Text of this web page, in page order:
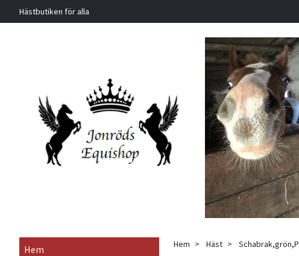
Hästbutiken för alla
Hem Hem Häst Schabrak,grön,P